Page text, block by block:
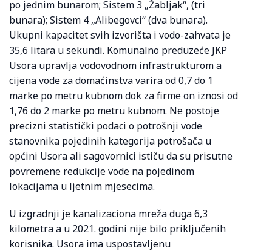
po jednim bunarom; Sistem 3 „Žabljak“, (tri
bunara); Sistem 4 „Alibegovci“ (dva bunara).
Ukupni kapacitet svih izvorišta i vodo-zahvata je
35,6 litara u sekundi. Komunalno preduzeće JKP
Usora upravlja vodovodnom infrastrukturom a
cijena vode za domaćinstva varira od 0,7 do 1
marke po metru kubnom dok za firme on iznosi od
1,76 do 2 marke po metru kubnom. Ne postoje
precizni statistički podaci o potrošnji vode
stanovnika pojedinih kategorija potrošača u
općini Usora ali sagovornici ističu da su prisutne
povremene redukcije vode na pojedinom
lokacijama u ljetnim mjesecima.
U izgradnji je kanalizaciona mreža duga 6,3
kilometra a u 2021. godini nije bilo priključenih
korisnika. Usora ima uspostavljenu